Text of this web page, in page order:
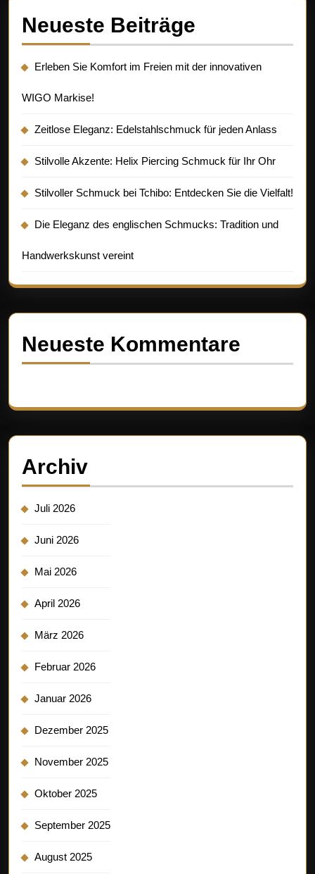
Neueste Beiträge
Erleben Sie Komfort im Freien mit der innovativen
WIGO Markise!
Zeitlose Eleganz: Edelstahlschmuck für jeden Anlass
Stilvolle Akzente: Helix Piercing Schmuck für Ihr Ohr
Stilvoller Schmuck bei Tchibo: Entdecken Sie die Vielfalt!
Die Eleganz des englischen Schmucks: Tradition und
Handwerkskunst vereint
Neueste Kommentare
Archiv
Juli 2026
Juni 2026
Mai 2026
April 2026
März 2026
Februar 2026
Januar 2026
Dezember 2025
November 2025
Oktober 2025
September 2025
August 2025